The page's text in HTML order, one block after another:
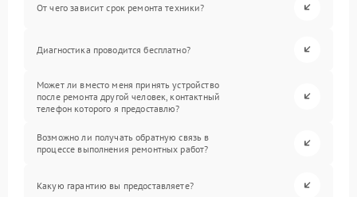
От чего зависит срок ремонта техники?
Диагностика проводится бесплатно?
Может ли вместо меня принять устройство
после ремонта другой человек, контактный
телефон которого я предоставлю?
Возможно ли получать обратную связь в
процессе выполнения ремонтных работ?
Какую гарантию вы предоставляете?